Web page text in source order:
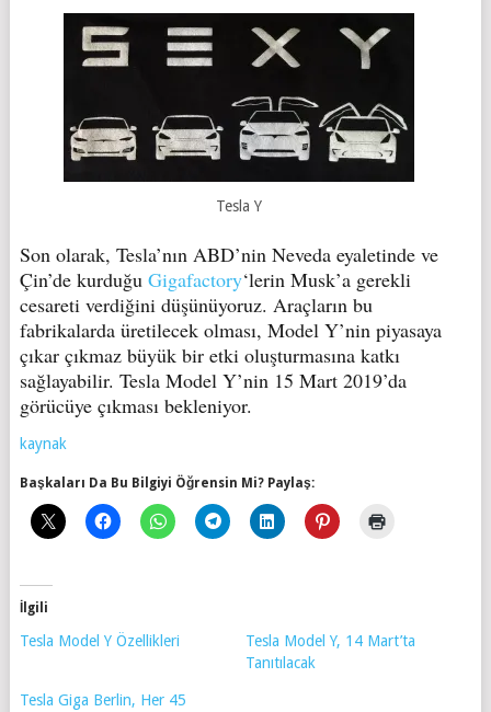
Tesla Y
Son olarak, Tesla’nın ABD’nin Neveda eyaletinde ve
Çin’de kurduğu Gigafactory‘lerin Musk’a gerekli
cesareti verdiğini düşünüyoruz. Araçların bu
fabrikalarda üretilecek olması, Model Y’nin piyasaya
çıkar çıkmaz büyük bir etki oluşturmasına katkı
sağlayabilir. Tesla Model Y’nin 15 Mart 2019’da
görücüye çıkması bekleniyor.
kaynak
Başkaları Da Bu Bilgiyi Öğrensin Mi? Paylaş:
İlgili
Tesla Model Y Özellikleri
Tesla Model Y, 14 Mart’ta
Tanıtılacak
Tesla Giga Berlin, Her 45